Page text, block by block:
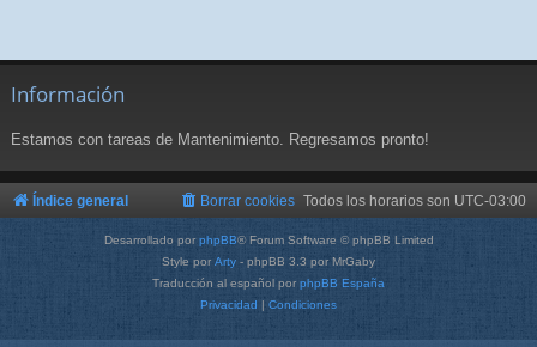
Información
Estamos con tareas de Mantenimiento. Regresamos pronto!
Índice general Todos los horarios son UTC-03:00
Borrar cookies
Desarrollado por phpBB® Forum Software © phpBB Limited
Style por Arty - phpBB 3.3 por MrGaby
Traducción al español por phpBB España
Privacidad | Condiciones